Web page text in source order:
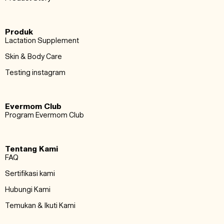
Produk
Lactation Supplement
Skin & Body Care
Testing instagram
Evermom Club
Program Evermom Club
Tentang Kami
FAQ
Sertifikasi kami
Hubungi Kami
Temukan & Ikuti Kami